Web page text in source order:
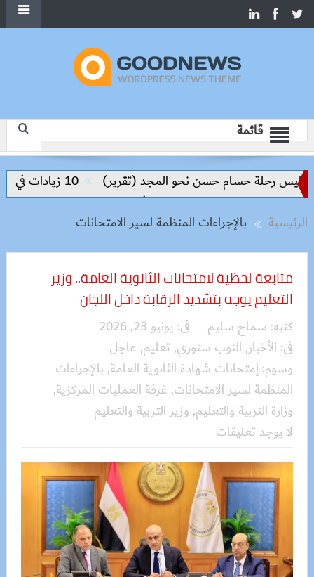
قائمة
رحلة حسام حسن نحو المجد (تقرير)
10 زيادات في 10 سنوات.. هل حان الوقت لرفع دعم البنزين نهائيا؟
الرئيسية
بالإجراءات المنظمة لسير الامتحانات
متابعة لحظية لامتحانات الثانوية العامة.. وزير
التعليم يوجه بتشديد الرقابة داخل اللجان
كتبه: سماح سليم فى: يونيو 23, 2026
فى: الأخبار, التوب ستوري, تعليم, عاجل
وسوم: إمتحانات شهادة الثانوية العامة, بالإجراءات
المنظمة لسير الامتحانات, غرفة العمليات المركزية,
وزارة التربية والتعليم, وزير التربية والتعليم
لا يوجد تعليقات